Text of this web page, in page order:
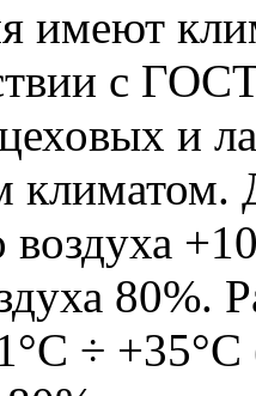
имеют
с
и
климатом.
80%.
÷